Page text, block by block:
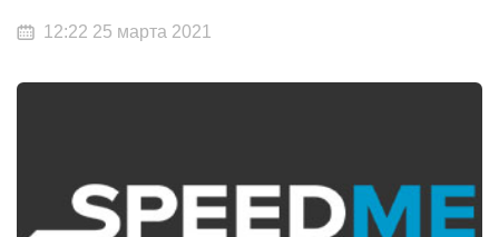
12:22 25 марта 2021